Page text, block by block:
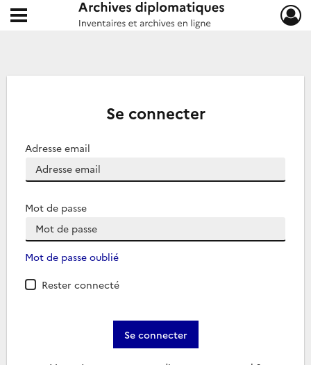
Archives diplomatiques
Ouvrir le menu déroulant
Se connecter
Adresse email
Mot de passe
Mot de passe oublié
Rester connecté
Se connecter